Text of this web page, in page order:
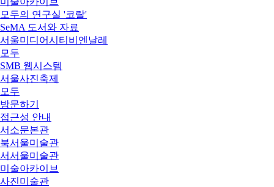
모두의 연구실 '코랄'
SeMA 도서와 자료
서울미디어시티비엔날레
모두
SMB 웹시스템
서울사진축제
모두
방문하기
접근성 안내
서소문본관
북서울미술관
서서울미술관
미술아카이브
사진미술관